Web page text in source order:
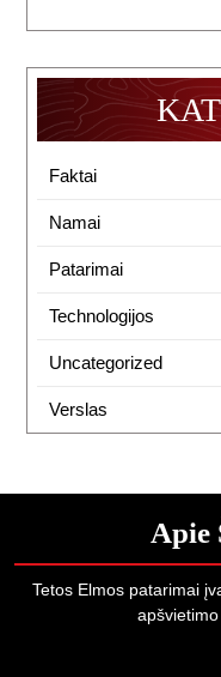
Faktai
Namai
Patarimai
Technologijos
Uncategorized
Verslas
Apie
Tetos Elmos patarimai